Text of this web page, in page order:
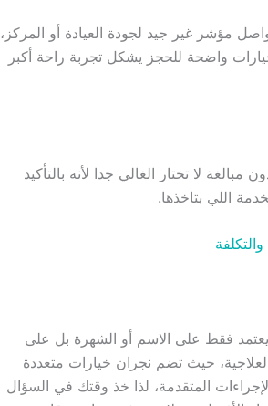
مؤشر غير جيد لجودة العيادة أو المركز،
واضحة للحجز يشكل تجربة راحة أكبر
لا تختار الغالي جدا لأنه بالتأكيد
اللي بتاخذها.
فقط على الاسم أو الشهرة بل على
حيث تضم نجران خيارات متعددة
المتقدمة، لذا خذ وقتك في السؤال